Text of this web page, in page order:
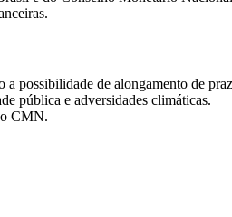
possibilidade de alongamento de
pública e adversidades climáticas.
CMN.